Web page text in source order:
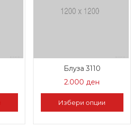
Блуза 3110
2.000 ден
Избери опции